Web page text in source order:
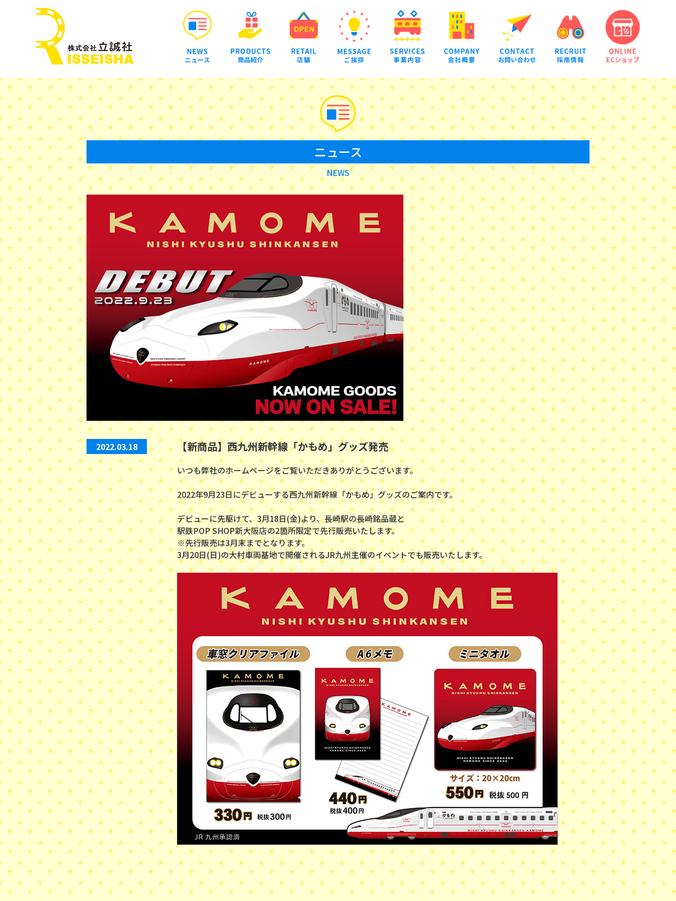
ニュース
NEWS
2022.03.18 【新商品】西九州新幹線「かもめ」グッズ発売
いつも弊社のホームページをご覧いただきありがとうございます。
2022年9月23日にデビューする西九州新幹線「かもめ」グッズのご案内です。
デビューに先駆けて、3月18日(金)より、長崎駅の長崎銘品蔵と
駅鉄POP SHOP新大阪店の2箇所限定で先行販売いたします。
※先行販売は3月末までとなります。
3月20日(日)の大村車両基地で開催されるJR九州主催のイベントでも販売いたします。